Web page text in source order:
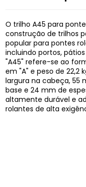
O trilho A45 para
construção de trilhos
popular para pontes
incluindo portos,
"A45" refere-se ao
em "A" e peso de 22,2
largura na cabeça, 55
base e 24 mm de
altamente durável e
rolantes de alta